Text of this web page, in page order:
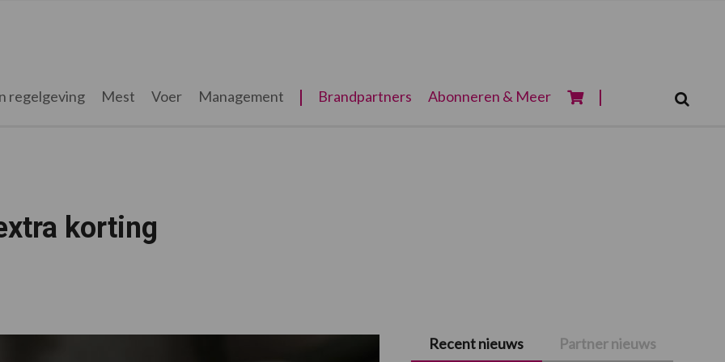
regelgeving Mest Voer Management Brandpartners Abonneren & Meer
korting
Primaire
Recent nieuws Partner nieuws